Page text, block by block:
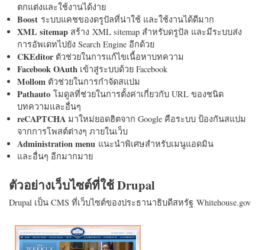
ตกแต่งและใช้งานได้ง่าย
Boost ระบบแคชของดรูปัลที่น่าใช้ และใช้งานได้ดีมาก
XML sitemap สร้าง XML sitemap สำหรับดรูปัล และมีระบบส่ง
การอัพเดทไปยัง Search Engine อีกด้วย
CKEditorตัวช่วยในการแก้ไขเนื้อหาบทความ
Facebook OAuth เข้าสู่ระบบด้วย Facebook
Mollom ตัวช่วยในการกำจัดสแปม
Pathauto โมดูลที่ช่วยในการตั้งค่าเกี่ยวกับ URL ของชนิด
บทความและอื่นๆ
reCAPTCHA มาใหม่ยอดฮิตจาก Google คือระบบ ป้องกันสแปม
จากการโพสต์ต่างๆ ภายในเว็บ
Administration menu แนะนำพิเศษสำหรับเมนูแอดมิน
และอื่นๆ อีกมากมาย
ตัวอย่างเว็บไซต์ที่ใช้ Drupal
Drupal เป็น CMS ที่เว็บไซต์ของประธานาธิบดีสหรัฐ Whitehouse.gov